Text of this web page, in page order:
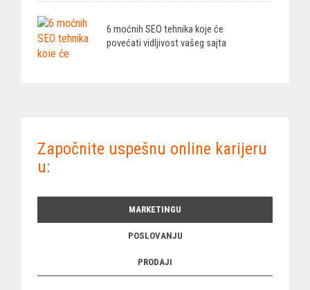
6 moćnih SEO tehnika koje će
povećati vidljivost vašeg sajta
Započnite uspešnu online karijeru
u:
MARKETINGU
POSLOVANJU
PRODAJI